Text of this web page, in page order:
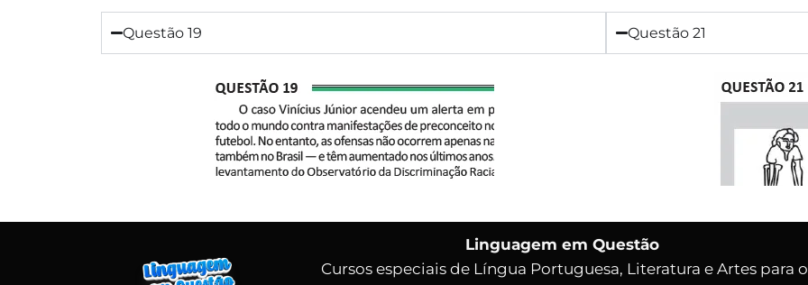
Questão 19 Questão 21
Linguagem em Questão
Cursos especiais de Língua Portuguesa, Literatura e Artes para o